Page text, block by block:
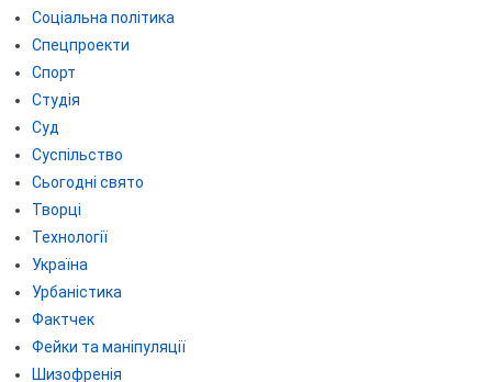
Соціальна політика
Спецпроекти
Спорт
Студія
Суд
Суспільство
Сьогодні свято
Творці
Технології
Україна
Урбаністика
Фактчек
Фейки та маніпуляції
Шизофренія